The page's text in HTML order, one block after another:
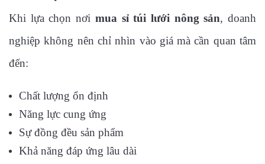
Khi lựa chọn nơi mua sỉ túi lưới nông sản, doanh
nghiệp không nên chỉ nhìn vào giá mà cần quan tâm
đến:
Chất lượng ổn định
Năng lực cung ứng
Sự đồng đều sản phẩm
Khả năng đáp ứng lâu dài